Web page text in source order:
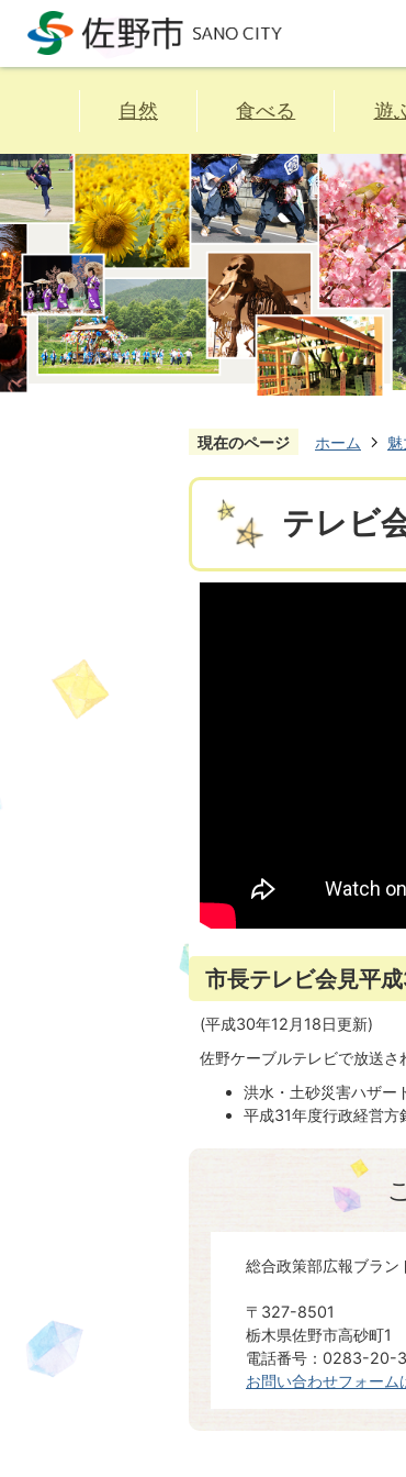
自然 食べる 遊
現在のページ ホーム
テレビ
市長テレビ会見平
(平成30年12月18日更新)
佐野ケーブルテレビで放送さ
洪水・土砂災害ハザー
平成31年度行政経営方
総合政策部広報ブラン
〒327-8501
栃木県佐野市高砂町1
電話番号：0283-20-
お問い合わせフォーム